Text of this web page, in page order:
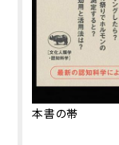
本書の帯